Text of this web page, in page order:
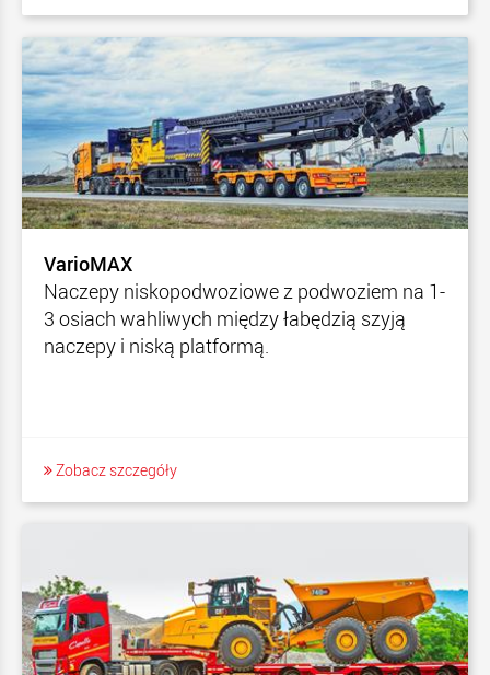
VarioMAX
Naczepy niskopodwoziowe z podwoziem na 1-
3 osiach wahliwych między łabędzią szyją
naczepy i niską platformą.
Zobacz szczegóły